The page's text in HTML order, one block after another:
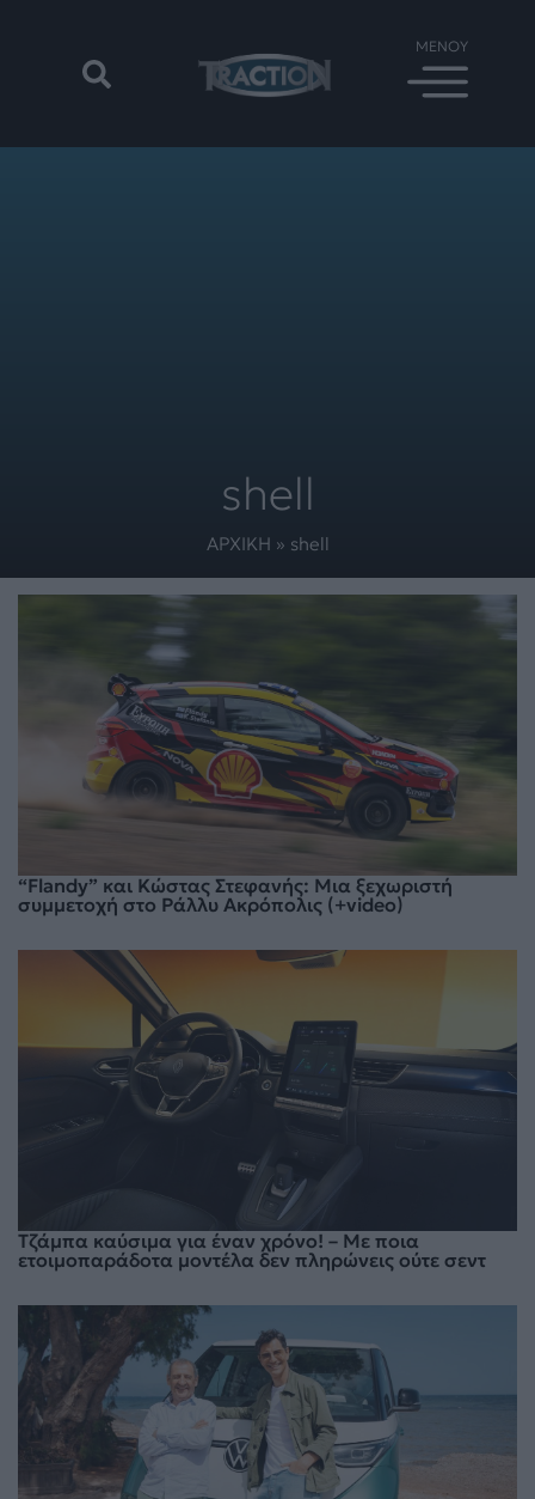
shell
ΑΡΧΙΚΗ » shell
“Flandy” και Κώστας Στεφανής: Μια ξεχωριστή
συμμετοχή στο Ράλλυ Ακρόπολις (+video)
Τζάμπα καύσιμα για έναν χρόνο! – Με ποια
ετοιμοπαράδοτα μοντέλα δεν πληρώνεις ούτε σεντ